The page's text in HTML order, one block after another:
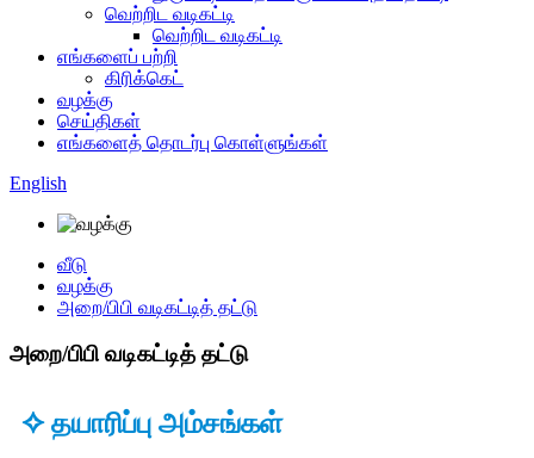
வெற்றிட வடிகட்டி
வெற்றிட வடிகட்டி
எங்களைப் பற்றி
கிரிக்கெட்
வழக்கு
செய்திகள்
எங்களைத் தொடர்பு கொள்ளுங்கள்
English
வீடு
வழக்கு
அறை/பிபி வடிகட்டித் தட்டு
அறை/பிபி வடிகட்டித் தட்டு
✧ தயாரிப்பு அம்சங்கள்